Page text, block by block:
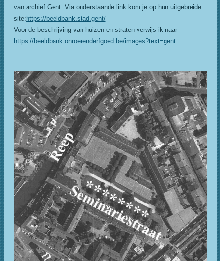
van archief Gent. Via onderstaande link kom je op hun uitgebreide
site: https://beeldbank.stad.gent/
Voor de beschrijving van huizen en straten verwijs ik naar
https://beeldbank.onroerenderfgoed.be/images?text=gent